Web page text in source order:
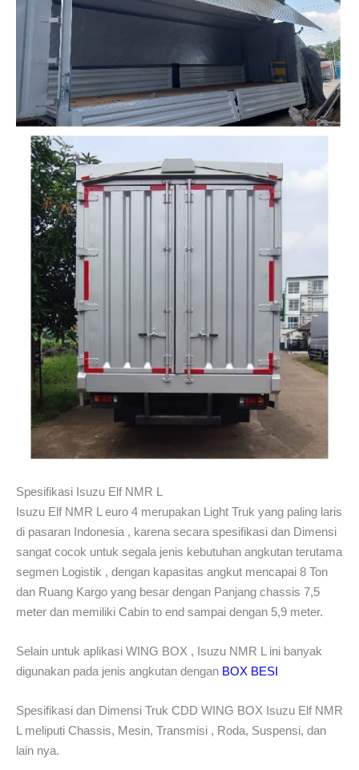
Spesifikasi Isuzu Elf NMR L
Isuzu Elf NMR L euro 4 merupakan Light Truk yang paling laris
di pasaran Indonesia , karena secara spesifikasi dan Dimensi
sangat cocok untuk segala jenis kebutuhan angkutan terutama
segmen Logistik , dengan kapasitas angkut mencapai 8 Ton
dan Ruang Kargo yang besar dengan Panjang chassis 7,5
meter dan memiliki Cabin to end sampai dengan 5,9 meter.
Selain untuk aplikasi WING BOX , Isuzu NMR L ini banyak
digunakan pada jenis angkutan dengan BOX BESI
Spesifikasi dan Dimensi Truk CDD WING BOX Isuzu Elf NMR
L meliputi Chassis, Mesin, Transmisi , Roda, Suspensi, dan
lain nya.